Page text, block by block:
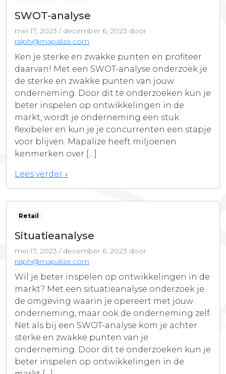
SWOT-analyse
mei 17, 2023 / december 6, 2023 door
ralph@mapalize.com
Ken je sterke en zwakke punten en profiteer
daarvan! Met een SWOT-analyse onderzoek je
de sterke en zwakke punten van jouw
onderneming. Door dit te onderzoeken kun je
beter inspelen op ontwikkelingen in de
markt, wordt je onderneming een stuk
flexibeler en kun je je concurrenten een stapje
voor blijven. Mapalize heeft miljoenen
kenmerken over […]
Lees verder »
Retail
Situatieanalyse
mei 17, 2023 / december 6, 2023 door
ralph@mapalize.com
Wil je beter inspelen op ontwikkelingen in de
markt? Met een situatieanalyse onderzoek je
de omgeving waarin je opereert met jouw
onderneming, maar ook de onderneming zelf.
Net als bij een SWOT-analyse kom je achter
sterke en zwakke punten van je
onderneming. Door dit te onderzoeken kun je
beter inspelen op ontwikkelingen in de